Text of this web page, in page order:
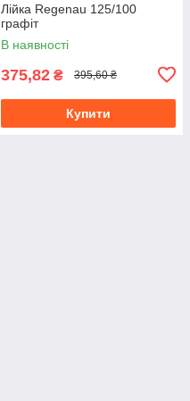
Лійка Regenau 125/100
графіт
В наявності
375,82 ₴ 395,60 ₴
Купити